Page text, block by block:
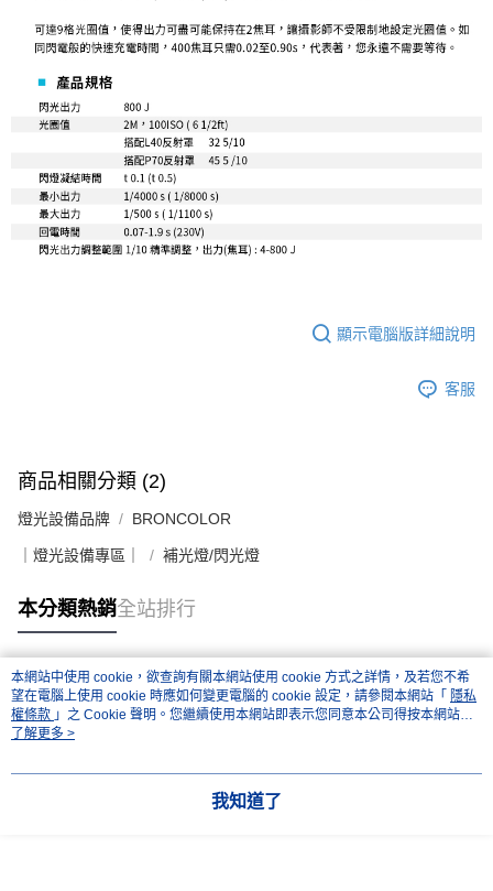
５．嚴禁一人註冊多個帳號或使用他人資訊註冊。若發現惡意使用之情形，
恩沛科技股份有限公司將有權停止該用戶之使用額度並採取法律行動。
顯示電腦版詳細說明
客服
商品相關分類 (2)
燈光設備品牌 BRONCOLOR
｜燈光設備專區｜ 補光燈/閃光燈
本分類熱銷全站排行
熱門標籤
本網站中使用 cookie，欲查詢有關本網站使用 cookie 方式之詳情，及若您不希
望在電腦上使用 cookie 時應如何變更電腦的 cookie 設定，請參閱本網站「 隱私
權條款 」之 Cookie 聲明。您繼續使用本網站即表示您同意本公司得按本網站使
用條款之 Cookie 聲明使用 cookie。
了解更多 >
我知道了